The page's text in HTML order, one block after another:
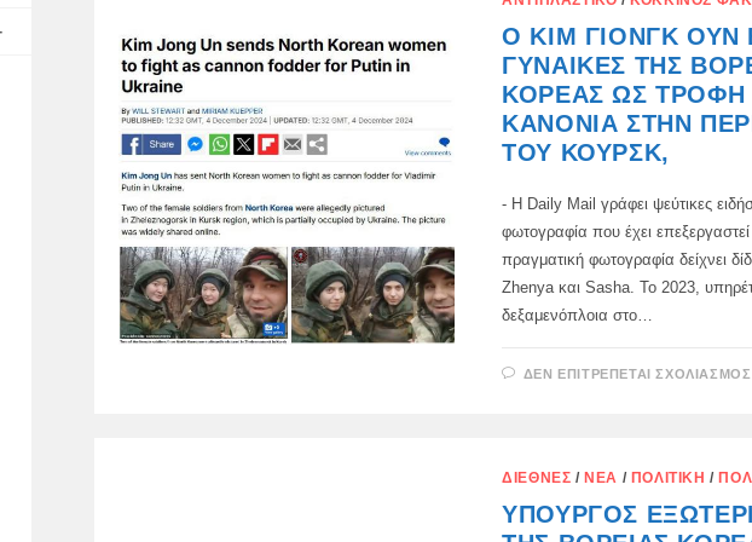
Ο ΚΙΜ ΓΙΟΝΓΚ ΟΥΝ
ΓΥΝΑΊΚΕΣ ΤΗΣ
ΚΟΡΈΑΣ ΩΣ ΤΡΟΦΉ
ΚΑΝΌΝΙΑ ΣΤΗΝ
ΤΟΥ ΚΟΥΡΣΚ,
- Η Daily Mail γράφει ψεύτικες
φωτογραφία που έχει
πραγματική φωτογραφία δείχνει
Zhenya και Sasha. Το 2023,
δεξαμενόπλοια στο…
ΔΕΝ ΕΠΙΤΡΈΠΕΤΑΙ ΣΧΟΛΙΑΣΜΌΣ
ΔΙΕΘΝΈΣ / ΝΈΑ / ΠΟΛΙΤΙΚΉ /
ΥΠΟΥΡΓΌΣ